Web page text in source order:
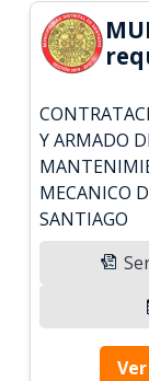
Y ARMADO
MECANICO
SANTIAGO